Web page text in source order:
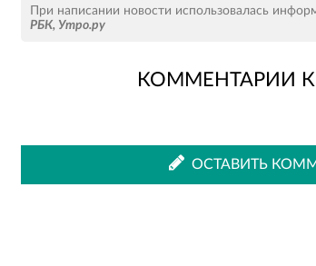
во
При написании новости использовалась
РБК, Утро.ру
КОММЕНТАРИИ
ОСТАВИТЬ